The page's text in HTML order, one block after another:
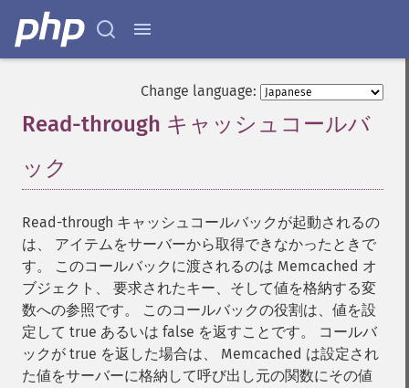
Change language:
Read-through キャッシュコールバ
ック
Read-through キャッシュコールバックが起動されるの
は、 アイテムをサーバーから取得できなかったときで
す。 このコールバックに渡されるのは Memcached オ
ブジェクト、 要求されたキー、そして値を格納する変
数への参照です。 このコールバックの役割は、値を設
定して true あるいは false を返すことです。 コールバ
ックが true を返した場合は、 Memcached は設定され
た値をサーバーに格納して呼び出し元の関数にその値